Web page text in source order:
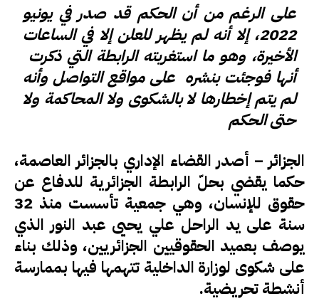
على الرغم من أن الحكم قد صدر في يونيو
2022، إلا أنه لم يظهر للعلن إلا في الساعات
الأخيرة، وهو ما استغربته الرابطة التي ذكرت
أنها فوجئت بنشره على مواقع التواصل وأنه
لم يتم إخطارها لا بالشكوى ولا المحاكمة ولا
حتى الحكم
الجزائر – أصدر القضاء الإداري بالجزائر العاصمة،
حكما يقضي بحلّ الرابطة الجزائرية للدفاع عن
حقوق للإنسان، وهي جمعية تأسست منذ 32
سنة على يد الراحل علي يحيى عبد النور الذي
يوصف بعميد الحقوقيين الجزائريين، وذلك بناء
على شكوى لوزارة الداخلية تتهمها فيها بممارسة
أنشطة تحريضية.